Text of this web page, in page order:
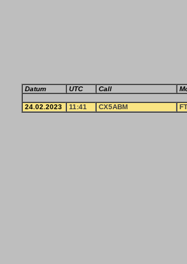
Datum UTC Call
24.02.2023 11:41 CX5ABM